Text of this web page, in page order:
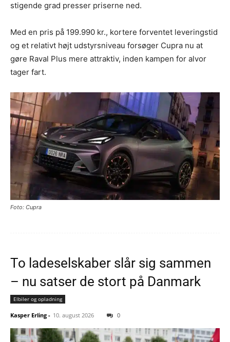
stigende grad presser priserne ned.
Med en pris på 199.990 kr., kortere forventet leveringstid
og et relativt højt udstyrsniveau forsøger Cupra nu at
gøre Raval Plus mere attraktiv, inden kampen for alvor
tager fart.
Foto: Cupra
To ladeselskaber slår sig sammen
– nu satser de stort på Danmark
Elbiler og opladning
Kasper Erling - 10. august 2026 0